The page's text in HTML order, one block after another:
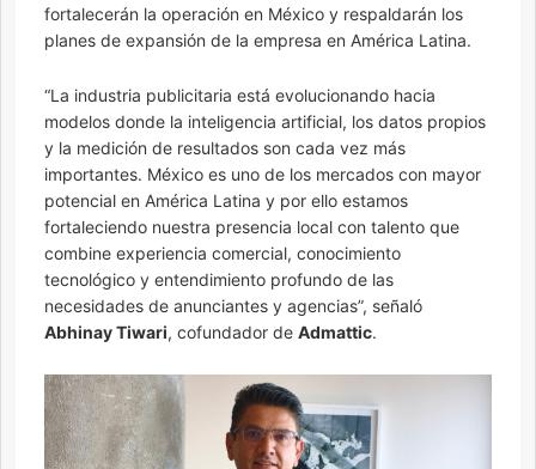
fortalecerán la operación en México y respaldarán los
planes de expansión de la empresa en América Latina.
“La industria publicitaria está evolucionando hacia
modelos donde la inteligencia artificial, los datos propios
y la medición de resultados son cada vez más
importantes. México es uno de los mercados con mayor
potencial en América Latina y por ello estamos
fortaleciendo nuestra presencia local con talento que
combine experiencia comercial, conocimiento
tecnológico y entendimiento profundo de las
necesidades de anunciantes y agencias”, señaló
Abhinay Tiwari, cofundador de Admattic.